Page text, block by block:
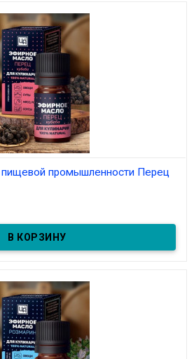
промышленности Перец
промышленности Перец кубеба 5